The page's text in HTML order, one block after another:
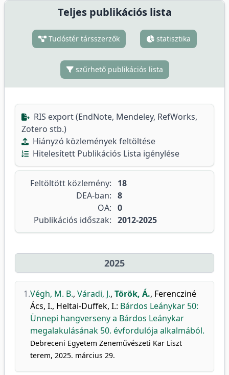
Teljes publikációs lista
Tudóstér társszerzők statisztika
szűrhető publikációs lista
RIS export (EndNote, Mendeley, RefWorks,
Zotero stb.)
Hiányzó közlemények feltöltése
Hitelesített Publikációs Lista igénylése
Feltöltött közlemény:
18
DEA-ban: 8
OA: 0
Publikációs időszak: 2012-2025
2025
1.Végh, M. B., Váradi, J., Török, Á., Ferencziné
Ács, I., Heltai-Duffek, I.: Bárdos Leánykar 50:
Ünnepi hangverseny a Bárdos Leánykar
megalakulásának 50. évfordulója alkalmából.
Debreceni Egyetem Zeneművészeti Kar Liszt
terem, 2025. március 29.